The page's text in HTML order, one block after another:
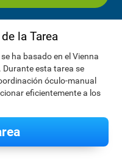
la Tarea
ha basado en el Vienna
Durante esta tarea se
óculo-manual
eficientemente a los